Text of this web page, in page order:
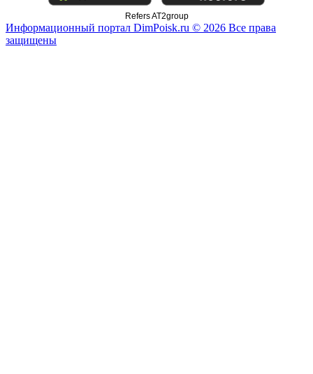
Refers AT2group
Информационный портал DimPoisk.ru © 2026 Все права
защищены